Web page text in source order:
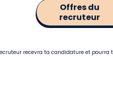
Offres du
recruteur
recevra ta candidature et